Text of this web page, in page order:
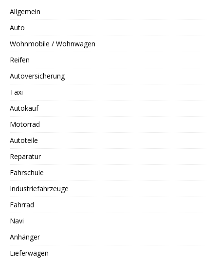
Allgemein
Auto
Wohnmobile / Wohnwagen
Reifen
Autoversicherung
Taxi
Autokauf
Motorrad
Autoteile
Reparatur
Fahrschule
Industriefahrzeuge
Fahrrad
Navi
Anhänger
Lieferwagen